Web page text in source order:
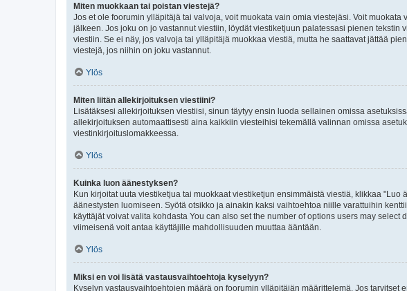
Miten muokkaan tai poistan viestejä?
Jos et ole foorumin ylläpitäjä tai valvoja, voit muokata vain omia viestejäsi. Voit
jälkeen. Jos joku on jo vastannut viestiin, löydät viestiketjuun palatessasi pienen
viestiin. Se ei näy, jos valvoja tai ylläpitäjä muokkaa viestiä, mutta he saattavat jättää
viestejä, jos niihin on joku vastannut.
Ylös
Miten liitän allekirjoituksen viestiini?
Lisätäksesi allekirjoituksen viestiisi, sinun täytyy ensin luoda sellainen omissa
allekirjoituksen automaattisesti aina kaikkiin viesteihisi tekemällä valinnan omissa
viestinkirjoituslomakkeessa.
Ylös
Kuinka luon äänestyksen?
Kun kirjoitat uuta viestiketjua tai muokkaat viestiketjun ensimmäistä viestiä, klikkaa
äänestysten luomiseen. Syötä otsikko ja ainakin kaksi vaihtoehtoa niille varattuihin
käyttäjät voivat valita kohdasta You can also set the number of options users may
viimeisenä voit antaa käyttäjille mahdollisuuden muuttaa ääntään.
Ylös
Miksi en voi lisätä vastausvaihtoehtoja kyselyyn?
Kyselyn vastausvaihtoehtojen määrä on foorumin ylläpitäjän määrittelemä. Jos tarvitset